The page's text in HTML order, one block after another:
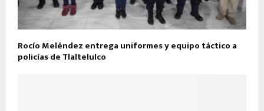
Rocío Meléndez entrega uniformes y equipo táctico a
policías de Tlaltelulco